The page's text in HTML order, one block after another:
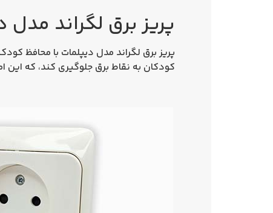
پریز برق لگراند
پریز برق لگراند مدل دیپلمات با محافظ
کودکان به نقاط برق جلوگیری کند، که این